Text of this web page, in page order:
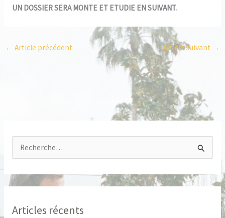
UN DOSSIER SERA MONTE ET ETUDIE EN SUIVANT.
← Article précédent Article suivant →
c
e
Articles récents